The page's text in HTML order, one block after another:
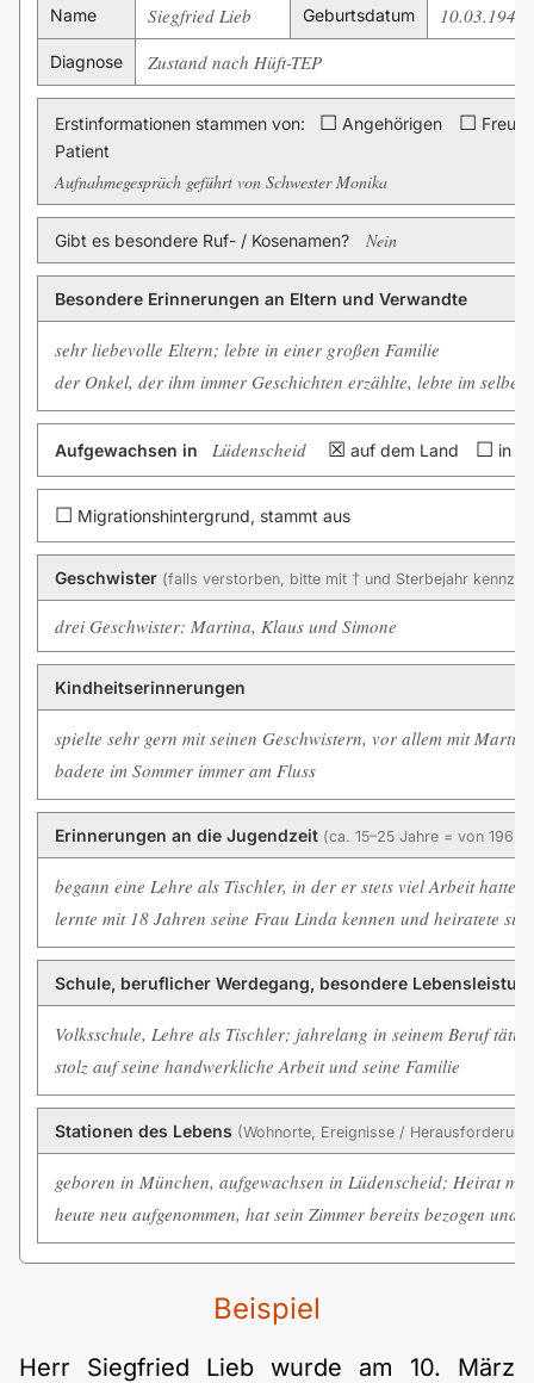
B1 ÖSD
B1 Pflege (telc)
Spiele
Schulen & Kurse
Lebenslauf erstellen
Motivationsbriefe
Name Siegfried Lieb Geburtsdatum 10.03.1947
Diagnose Zustand nach Hüft-TEP
Erstinformationen stammen von: ☐ Angehörigen ☐
Patient
Aufnahmegespräch geführt von Schwester Monika
Gibt es besondere Ruf- / Kosenamen? Nein
Besondere Erinnerungen an Eltern und Verwandte
sehr liebevolle Eltern; lebte in einer großen Familie
der Onkel, der ihm immer Geschichten erzählte, lebte im selben
Aufgewachsen in Lüdenscheid ☒ auf dem Land ☐ in
☐ Migrationshintergrund, stammt aus
Geschwister (falls verstorben, bitte mit † und Sterbejahr
drei Geschwister: Martina, Klaus und Simone
Kindheitserinnerungen
spielte sehr gern mit seinen Geschwistern, vor allem mit
badete im Sommer immer am Fluss
Erinnerungen an die Jugendzeit (ca. 15–25 Jahre = von 1962
begann eine Lehre als Tischler, in der er stets viel Arbeit hatte
lernte mit 18 Jahren seine Frau Linda kennen und heiratete
Schule, beruflicher Werdegang, besondere
Volksschule, Lehre als Tischler; jahrelang in seinem Beruf tätig
stolz auf seine handwerkliche Arbeit und seine Familie
Stationen des Lebens (Wohnorte, Ereignisse /
geboren in München, aufgewachsen in Lüdenscheid; Heirat
heute neu aufgenommen, hat sein Zimmer bereits bezogen und
Beispiel
Herr Siegfried Lieb wurde am 10. März